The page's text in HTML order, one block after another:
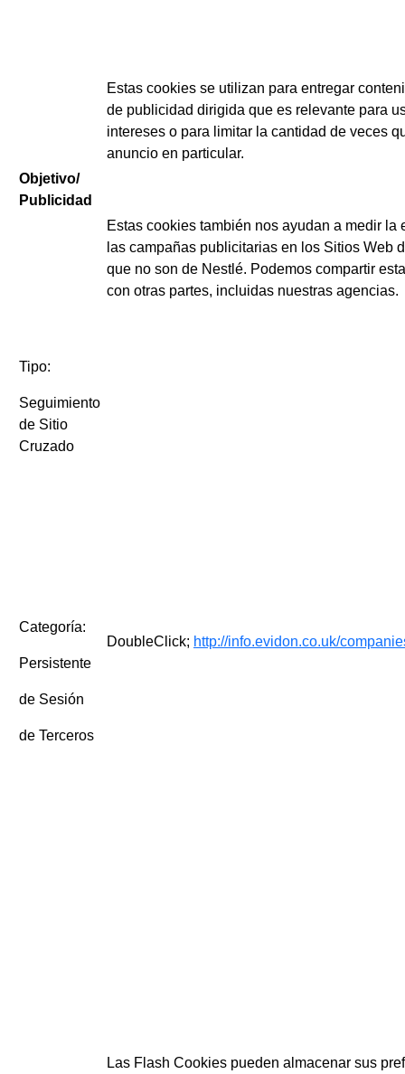
Objetivo/
Publicidad
Estas cookies se utilizan para entregar
de publicidad dirigida que es relevante para
intereses o para limitar la cantidad de veces
anuncio en particular.
Estas cookies también nos ayudan a medir la
las campañas publicitarias en los Sitios Web
que no son de Nestlé. Podemos compartir
con otras partes, incluidas nuestras agencias.
Tipo:
Seguimiento
de Sitio
Cruzado
Categoría:
Persistente
de Sesión
de Terceros
DoubleClick; http://info.evidon.co.uk/
Las Flash Cookies pueden almacenar sus